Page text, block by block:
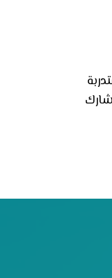
وخلال مدة (3) أشهرتدريبية. شارك